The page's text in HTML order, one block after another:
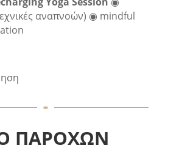
αναπνοών) ◉ mindful
ΠΑΡΟΧΩΝ